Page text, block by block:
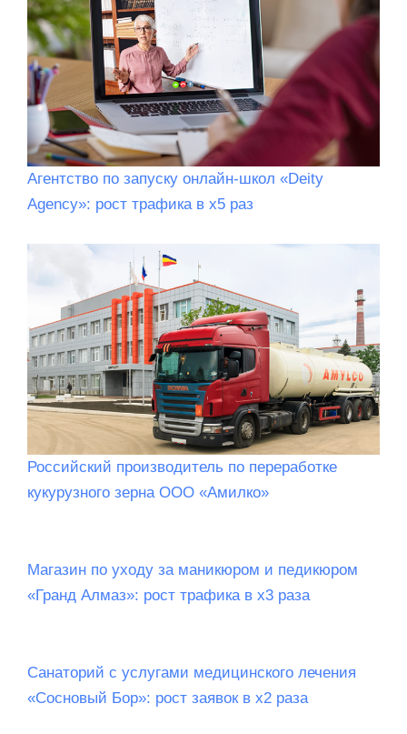
Агентство по запуску онлайн-школ «Deity
Agency»: рост трафика в х5 раз
Российский производитель по переработке
кукурузного зерна ООО «Амилко»
Магазин по уходу за маникюром и педикюром
«Гранд Алмаз»: рост трафика в х3 раза
Санаторий c услугами медицинского лечения
«Сосновый Бор»: рост заявок в х2 раза